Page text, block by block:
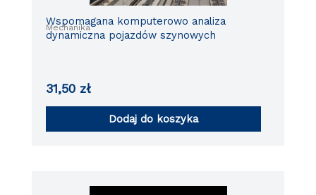
Mechanika
Wspomagana komputerowo analiza
dynamiczna pojazdów szynowych
31,50 zł
Dodaj do koszyka